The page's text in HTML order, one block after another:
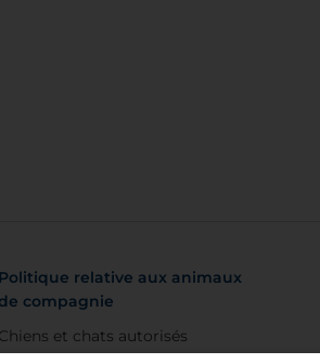
Politique relative aux animaux
de compagnie
Chiens et chats autorisés